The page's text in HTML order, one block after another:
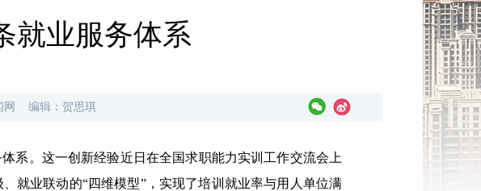
就业服务体系
网 编辑： 贺思琪
系。这一创新经验近日在全国求职能力实训工作交流会上
就业联动的“四维模型”，实现了培训就业率与用人单位满